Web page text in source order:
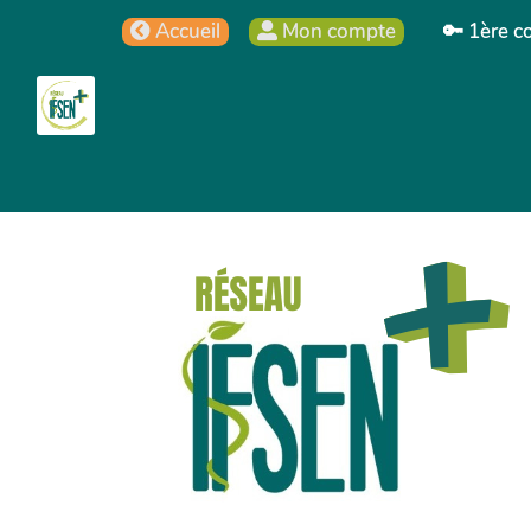
Aller au contenu principal
Accueil Mon compte 🔑 1ère